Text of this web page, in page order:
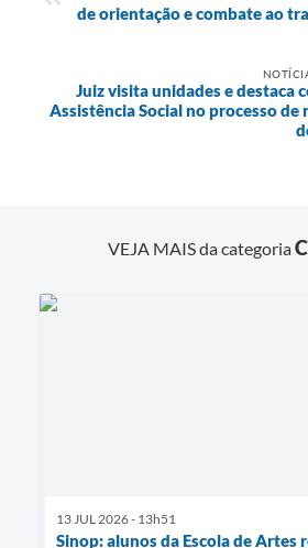
de orientação e combate ao
Juiz visita unidades e destaca
Assistência Social no processo de
VEJA MAIS da categoria
13 JUL 2026 - 13h51
Sinop: alunos da Escola de Artes